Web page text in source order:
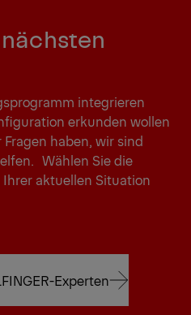
integrieren
erkunden wollen
haben, wir sind
Wählen Sie die
aktuellen Situation
Experten